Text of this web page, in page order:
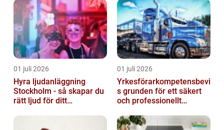
01 juli 2026
Hyra ljudanläggning
Stockholm - så skapar du
rätt ljud för ditt
01 juli 2026
Yrkesförarkompetensbevi
s grunden för ett säkert
och professionellt